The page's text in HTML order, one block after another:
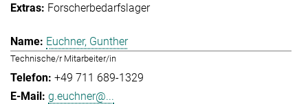
Forscherbedarfslager
Euchner, Gunther
Technische/r Mitarbeiter/in
+49 711 689-1329
g.euchner@...